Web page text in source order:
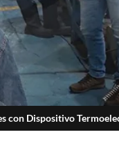
con Dispositivo